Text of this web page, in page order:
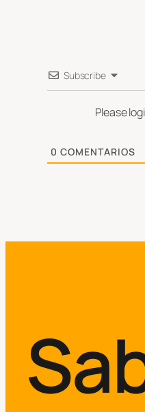
Subscribe
Please
0 COMENTARIOS